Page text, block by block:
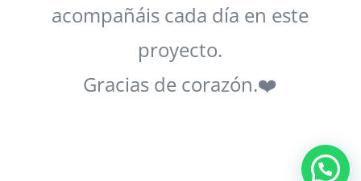
acompañáis cada día en este
proyecto.
Gracias de corazón.❤️